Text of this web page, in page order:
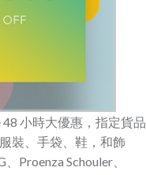
小時大優惠，指定貨品
裝、手袋、鞋，和飾
Proenza Schouler、